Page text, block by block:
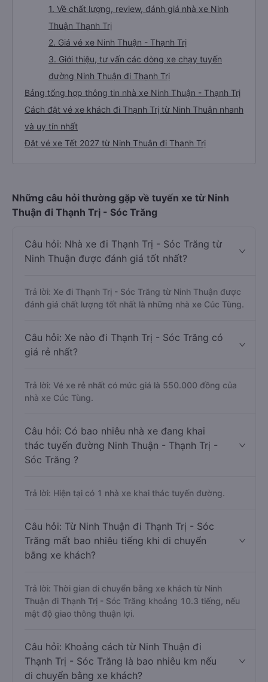
1. Về chất lượng, review, đánh giá nhà xe Ninh
Thuận Thạnh Trị
2. Giá vé xe Ninh Thuận - Thạnh Trị
3. Giới thiệu, tư vấn các dòng xe chạy tuyến
đường Ninh Thuận đi Thạnh Trị
Bảng tổng hợp thông tin nhà xe Ninh Thuận - Thạnh Trị
Cách đặt vé xe khách đi Thạnh Trị từ Ninh Thuận nhanh
và uy tín nhất
Đặt vé xe Tết 2027 từ Ninh Thuận đi Thạnh Trị
Những câu hỏi thường gặp về tuyến xe từ Ninh
Thuận đi Thạnh Trị - Sóc Trăng
Câu hỏi: Nhà xe đi Thạnh Trị - Sóc Trăng từ
Ninh Thuận được đánh giá tốt nhất?
Trả lời: Xe đi Thạnh Trị - Sóc Trăng từ Ninh Thuận được
đánh giá chất lượng tốt nhất là những nhà xe Cúc Tùng.
Câu hỏi: Xe nào đi Thạnh Trị - Sóc Trăng có
giá rẻ nhất?
Trả lời: Vé xe rẻ nhất có mức giá là 550.000 đồng của
nhà xe Cúc Tùng.
Câu hỏi: Có bao nhiêu nhà xe đang khai
thác tuyến đường Ninh Thuận - Thạnh Trị -
Sóc Trăng ?
Trả lời: Hiện tại có 1 nhà xe khai thác tuyến đường.
Câu hỏi: Từ Ninh Thuận đi Thạnh Trị - Sóc
Trăng mất bao nhiêu tiếng khi di chuyển
bằng xe khách?
Trả lời: Thời gian di chuyển bằng xe khách từ Ninh
Thuận đi Thạnh Trị - Sóc Trăng khoảng 10.3 tiếng, nếu
mật độ giao thông thuận lợi.
Câu hỏi: Khoảng cách từ Ninh Thuận đi
Thạnh Trị - Sóc Trăng là bao nhiêu km nếu
di chuyển bằng xe khách?